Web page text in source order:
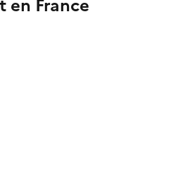
en France